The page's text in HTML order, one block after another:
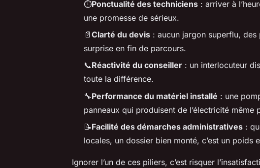
⏱️Ponctualité des techniciens : arriver à
une promesse de sérieux.
📄 Clarté du devis : aucun jargon superflu,
surprise en fin de parcours.
📞Réactivité du conseiller : un interlocuteur
toute la différence.
🔧Performance du matériel installé : une
panneaux qui produisent de l’électricité même
📝Facilité des démarches administratives :
locales, un dossier bien monté, c’est un poids
Ignorer l’un de ces piliers, c’est risquer